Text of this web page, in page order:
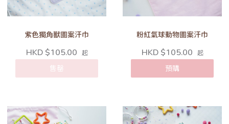
紫色獨角獸圖案汗巾
HKD $105.00 起
售罄
粉紅氣球動物圖案汗巾
HKD $105.00 起
預購